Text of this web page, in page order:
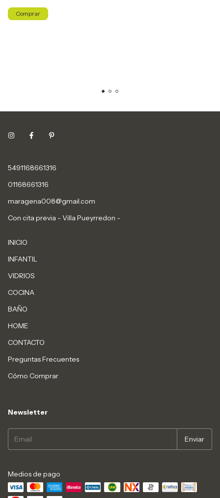
5491168661316
01168661316
maragena008@gmail.com
Con cita previa - Villa Pueyrredon -
INICIO
INFANTIL
VIDRIOS
COCINA
BAÑO
HOME
CONTACTO
Preguntas Frecuentes
Cómo Comprar
Newsletter
Medios de pago